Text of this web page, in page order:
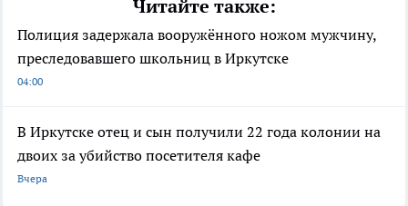
Читайте также:
Полиция задержала вооружённого ножом мужчину,
преследовавшего школьниц в Иркутске
04:00
В Иркутске отец и сын получили 22 года колонии на
двоих за убийство посетителя кафе
Вчера